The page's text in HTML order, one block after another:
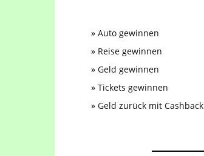
» Auto gewinnen
» Reise gewinnen
» Geld gewinnen
» Tickets gewinnen
» Geld zurück mit Cashback